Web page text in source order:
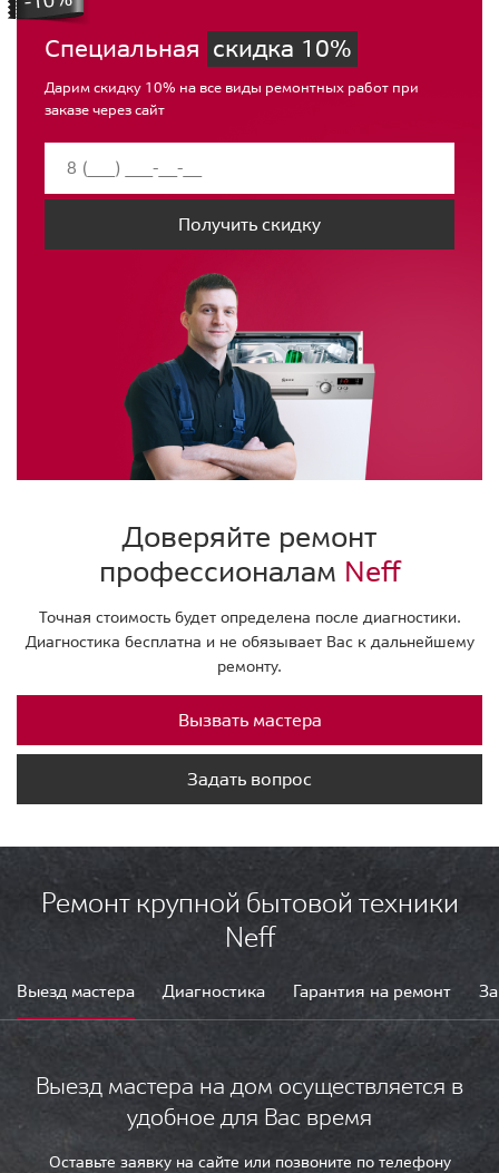
Специальная скидка 10%
Дарим скидку 10% на все виды ремонтных работ при
заказе через сайт
Получить скидку
Доверяйте ремонт
профессионалам Neff
Точная стоимость будет определена после диагностики.
Диагностика бесплатна и не обязывает Вас к дальнейшему
ремонту.
Вызвать мастера
Задать вопрос
Ремонт крупной бытовой техники
Neff
Выезд мастера Диагностика Гарантия на ремонт
Выезд мастера на дом осуществляется в
удобное для Вас время
Оставьте заявку на сайте или позвоните по телефону